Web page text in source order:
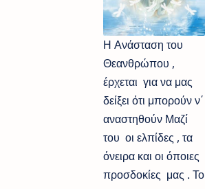
Η Ανάσταση του
Θεανθρώπου ,
έρχεται για να μας
δείξει ότι μπορούν ν΄
αναστηθούν Μαζί
του οι ελπίδες , τα
όνειρα και οι όποιες
προσδοκίες μας . Το